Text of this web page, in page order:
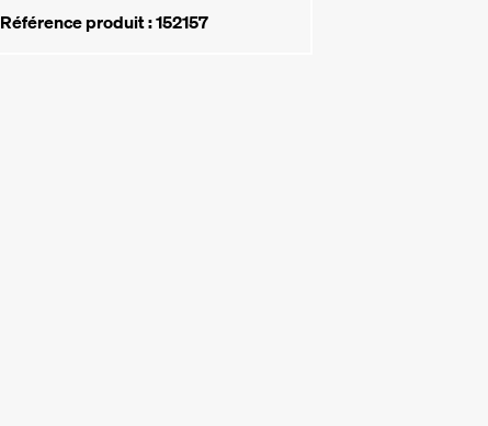
Référence produit : 152157